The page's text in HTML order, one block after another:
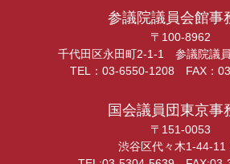
参議院議員会館事
〒100-8962
千代田区永田町2-1-1 参議院議
TEL：03-6550-1208 FAX：
国会議員団東京事
〒151-0053
渋谷区代々木1-44-11